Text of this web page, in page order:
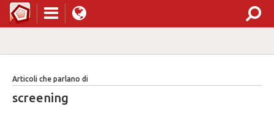
Articoli che parlano di
screening